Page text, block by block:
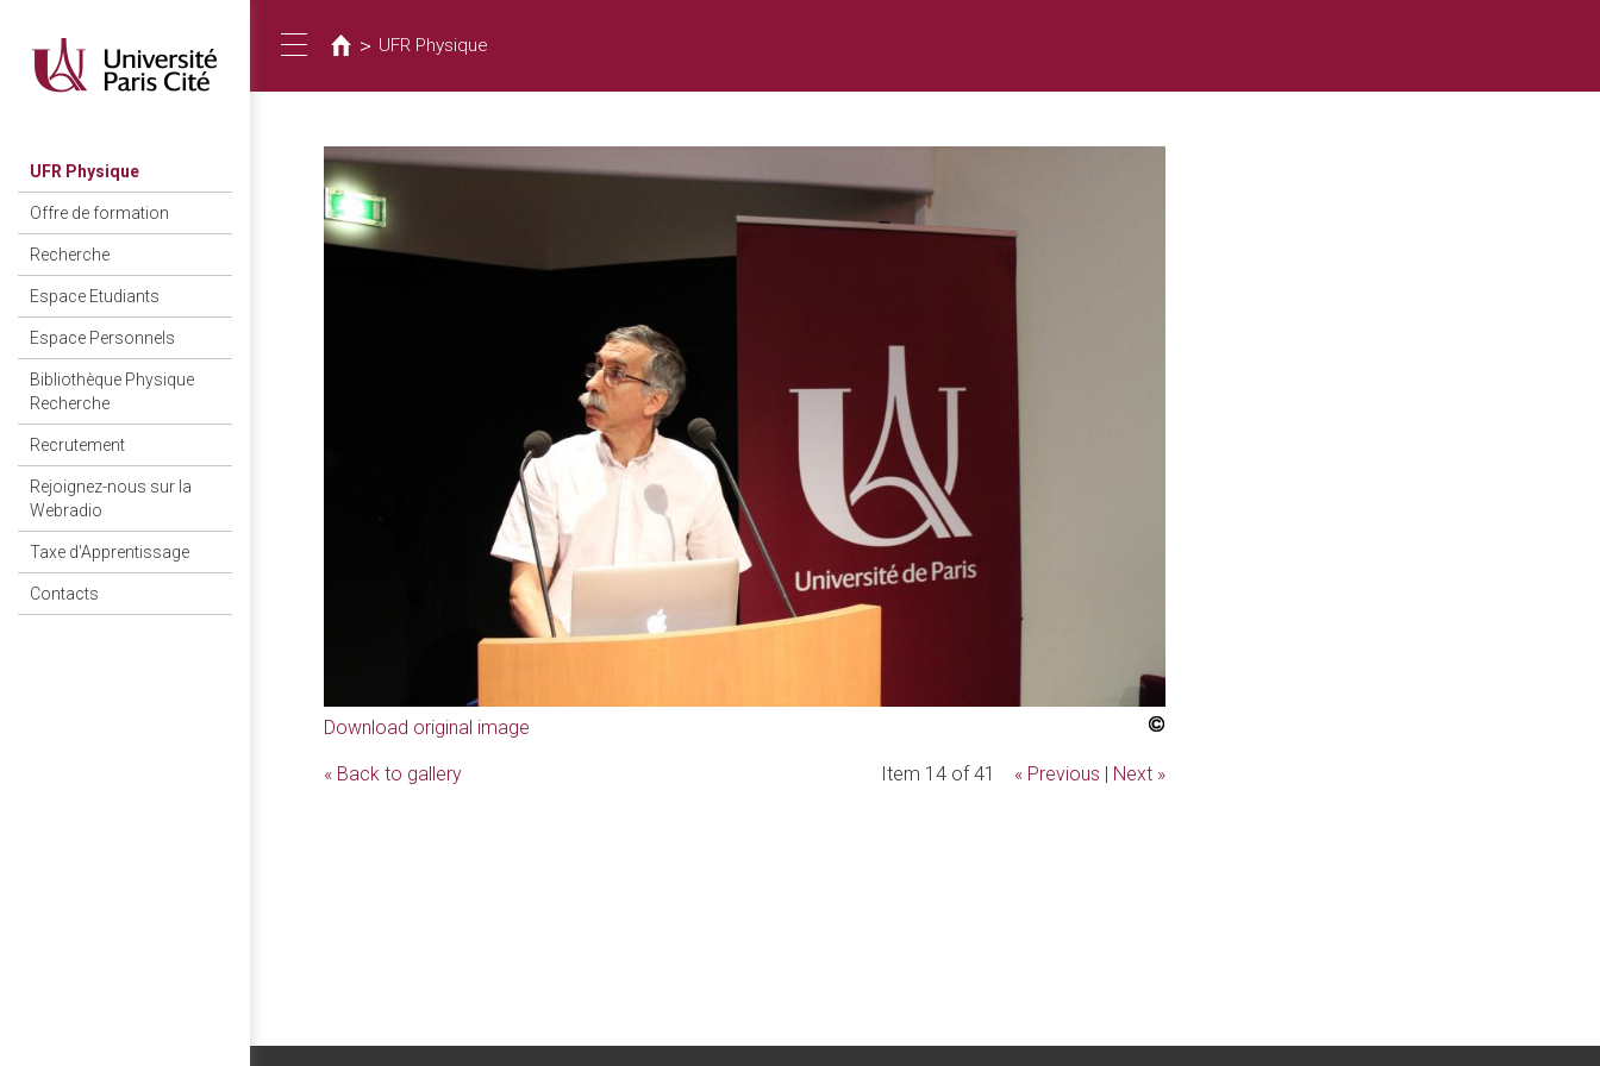
UFR Physique
Offre de formation
Recherche
Espace Etudiants
Espace Personnels
Bibliothèque Physique
Recherche
Recrutement
Rejoignez-nous sur la
Webradio
Taxe d'Apprentissage
Contacts
Toggle
navigation
在
這
> UFR Physique
Download original image
« Back to gallery Item 14 of 41 « Previous | Next »